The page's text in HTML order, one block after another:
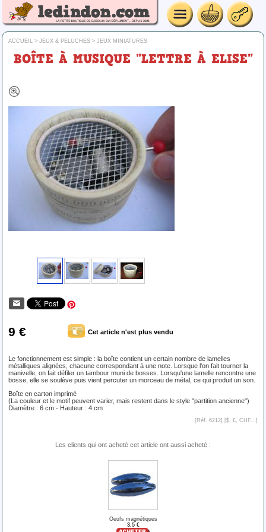
ACCUEIL > JEUX & PELUCHES > JEUX MINIATURES
BOÎTE À MUSIQUE "LETTRE À ELISE"
9 € Cet article n'est plus vendu
Le fonctionnement est simple : la boîte contient un certain nombre de lamelles
métalliques alignées, chacune correspondant à une note. Lorsque l'on fait tourner la
manivelle, on fait défiler un tambour muni de bosses. Lorsqu'une lamelle rencontre une
bosse, elle se soulève puis vient percuter un morceau de métal, ce qui produit un son.
Boîte en carton imprimé
(La couleur et le motif peuvent varier, mais restent dans le style "partition ancienne")
Diamètre : 6 cm - Hauteur : 4 cm
[Réf. 6212] [$, £, CHF...]
Les clients qui ont acheté cet article ont aussi acheté :
Oeufs magnétiques
3.5 €